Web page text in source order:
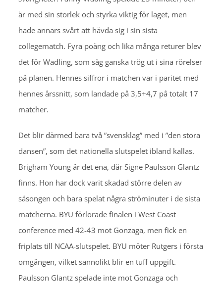
är med sin storlek och styrka viktig för laget, men
hade annars svårt att hävda sig i sin sista
collegematch. Fyra poäng och lika många returer blev
det för Wadling, som såg ganska trög ut i sina rörelser
på planen. Hennes siffror i matchen var i paritet med
hennes årssnitt, som landade på 3,5+4,7 på totalt 17
matcher.
Det blir därmed bara två ”svensklag” med i ”den stora
dansen”, som det nationella slutspelet ibland kallas.
Brigham Young är det ena, där Signe Paulsson Glantz
finns. Hon har dock varit skadad större delen av
säsongen och bara spelat några ströminuter i de sista
matcherna. BYU förlorade finalen i West Coast
conference med 42-43 mot Gonzaga, men fick en
friplats till NCAA-slutspelet. BYU möter Rutgers i första
omgången, vilket sannolikt blir en tuff uppgift.
Paulsson Glantz spelade inte mot Gonzaga och